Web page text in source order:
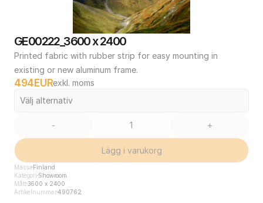
GE00222_3600 x 2400
Printed fabric with rubber strip for easy mounting in
existing or new aluminum frame.
494 EURexkl. moms
Välj alternativ
- +
Lägg i varukorg
Mässa Finland
Kategori Showroom
Mått3600 x 2400
Artikelnummer490762
Köpvillkor